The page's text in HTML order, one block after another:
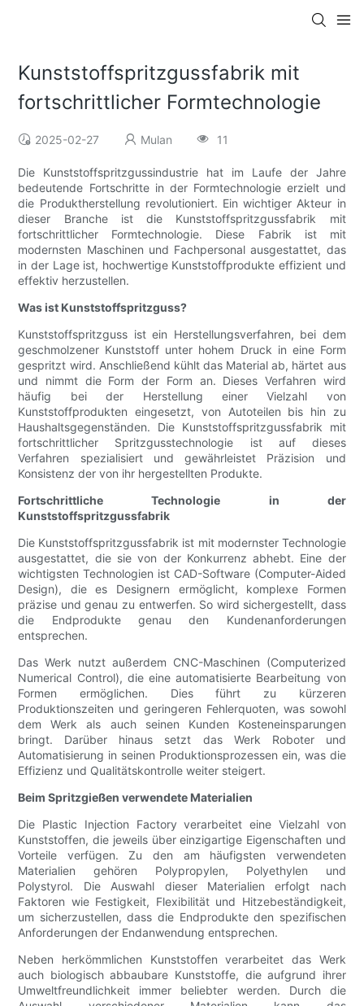
Kunststoffspritzgussfabrik mit
fortschrittlicher Formtechnologie
2025-02-27 Mulan 11
Die Kunststoffspritzgussindustrie hat im Laufe der Jahre
bedeutende Fortschritte in der Formtechnologie erzielt und
die Produktherstellung revolutioniert. Ein wichtiger Akteur in
dieser Branche ist die Kunststoffspritzgussfabrik mit
fortschrittlicher Formtechnologie. Diese Fabrik ist mit
modernsten Maschinen und Fachpersonal ausgestattet, das
in der Lage ist, hochwertige Kunststoffprodukte effizient und
effektiv herzustellen.
Was ist Kunststoffspritzguss?
Kunststoffspritzguss ist ein Herstellungsverfahren, bei dem
geschmolzener Kunststoff unter hohem Druck in eine Form
gespritzt wird. Anschließend kühlt das Material ab, härtet aus
und nimmt die Form der Form an. Dieses Verfahren wird
häufig bei der Herstellung einer Vielzahl von
Kunststoffprodukten eingesetzt, von Autoteilen bis hin zu
Haushaltsgegenständen. Die Kunststoffspritzgussfabrik mit
fortschrittlicher Spritzgusstechnologie ist auf dieses
Verfahren spezialisiert und gewährleistet Präzision und
Konsistenz der von ihr hergestellten Produkte.
Fortschrittliche Technologie in der
Kunststoffspritzgussfabrik
Die Kunststoffspritzgussfabrik ist mit modernster Technologie
ausgestattet, die sie von der Konkurrenz abhebt. Eine der
wichtigsten Technologien ist CAD-Software (Computer-Aided
Design), die es Designern ermöglicht, komplexe Formen
präzise und genau zu entwerfen. So wird sichergestellt, dass
die Endprodukte genau den Kundenanforderungen
entsprechen.
Das Werk nutzt außerdem CNC-Maschinen (Computerized
Numerical Control), die eine automatisierte Bearbeitung von
Formen ermöglichen. Dies führt zu kürzeren
Produktionszeiten und geringeren Fehlerquoten, was sowohl
dem Werk als auch seinen Kunden Kosteneinsparungen
bringt. Darüber hinaus setzt das Werk Roboter und
Automatisierung in seinen Produktionsprozessen ein, was die
Effizienz und Qualitätskontrolle weiter steigert.
Beim Spritzgießen verwendete Materialien
Die Plastic Injection Factory verarbeitet eine Vielzahl von
Kunststoffen, die jeweils über einzigartige Eigenschaften und
Vorteile verfügen. Zu den am häufigsten verwendeten
Materialien gehören Polypropylen, Polyethylen und
Polystyrol. Die Auswahl dieser Materialien erfolgt nach
Faktoren wie Festigkeit, Flexibilität und Hitzebeständigkeit,
um sicherzustellen, dass die Endprodukte den spezifischen
Anforderungen der Endanwendung entsprechen.
Neben herkömmlichen Kunststoffen verarbeitet das Werk
auch biologisch abbaubare Kunststoffe, die aufgrund ihrer
Umweltfreundlichkeit immer beliebter werden. Durch die